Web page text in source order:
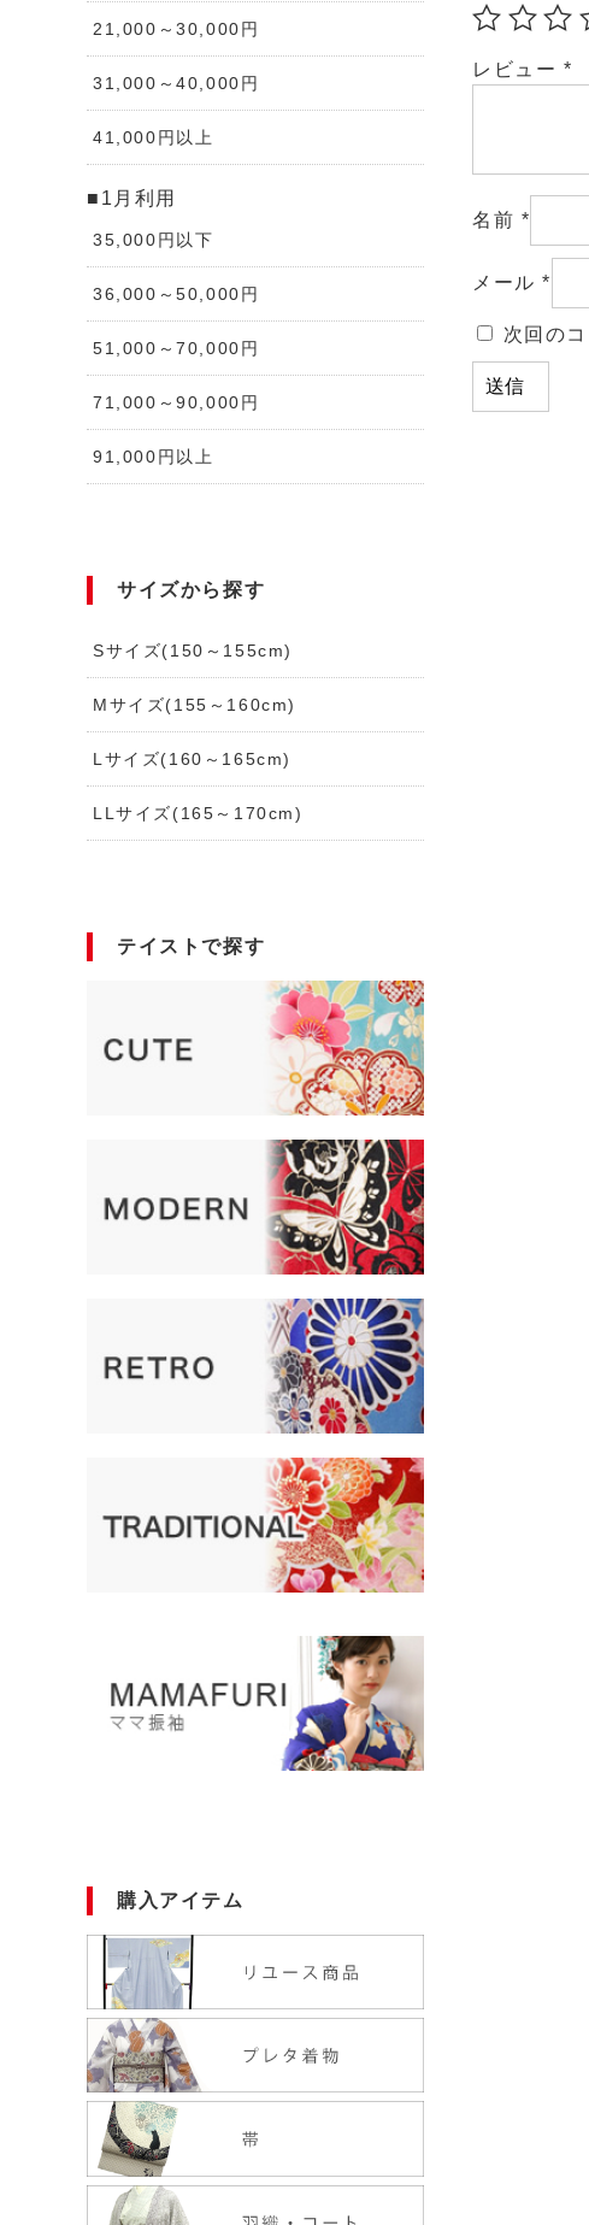
21,000～30,000円
31,000～40,000円
41,000円以上
■1月利用
35,000円以下
36,000～50,000円
51,000～70,000円
71,000～90,000円
91,000円以上
サイズから探す
Sサイズ(150～155cm)
Mサイズ(155～160cm)
Lサイズ(160～165cm)
LLサイズ(165～170cm)
テイストで探す
購入アイテム
レビュー *
名前 *
メール*
次回の